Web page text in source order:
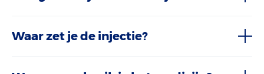
Waar zet je de injectie?